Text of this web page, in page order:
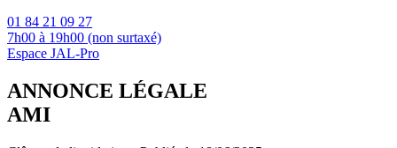
01 84 21 09 27
7h00 à 19h00 (non surtaxé)
Espace JAL-Pro
ANNONCE LÉGALE
AMI